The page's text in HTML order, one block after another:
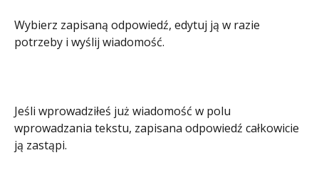
Wybierz zapisaną odpowiedź, edytuj ją w razie
potrzeby i wyślij wiadomość.
Jeśli wprowadziłeś już wiadomość w polu
wprowadzania tekstu, zapisana odpowiedź całkowicie
ją zastąpi.